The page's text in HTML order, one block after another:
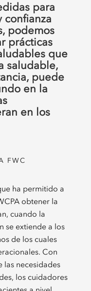
para
confianza
podemos
prácticas
que
saludable,
puede
en la
en los
FWC
ha permitido a
obtener la
cuando la
se extiende a los
de los cuales
Con
necesidades
los cuidadores